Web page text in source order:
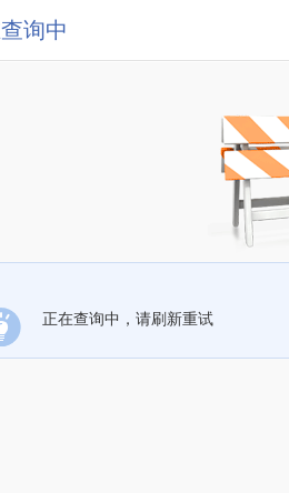
询中
正在查询中，请刷新重试